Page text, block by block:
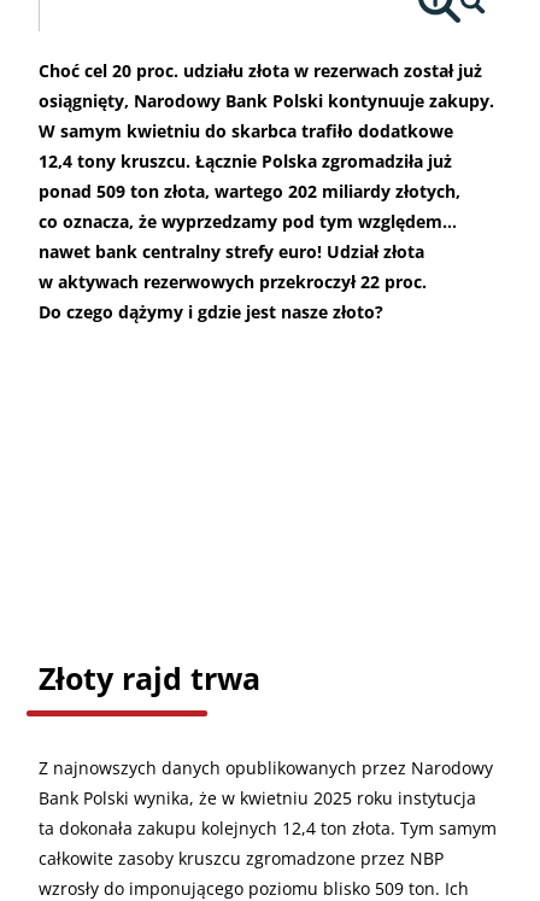
Choć cel 20 proc. udziału złota w rezerwach został już
osiągnięty, Narodowy Bank Polski kontynuuje zakupy.
W samym kwietniu do skarbca trafiło dodatkowe
12,4 tony kruszcu. Łącznie Polska zgromadziła już
ponad 509 ton złota, wartego 202 miliardy złotych,
co oznacza, że wyprzedzamy pod tym względem…
nawet bank centralny strefy euro! Udział złota
w aktywach rezerwowych przekroczył 22 proc.
Do czego dążymy i gdzie jest nasze złoto?
Złoty rajd trwa
Z najnowszych danych opublikowanych przez Narodowy
Bank Polski wynika, że w kwietniu 2025 roku instytucja
ta dokonała zakupu kolejnych 12,4 ton złota. Tym samym
całkowite zasoby kruszcu zgromadzone przez NBP
wzrosły do imponującego poziomu blisko 509 ton. Ich